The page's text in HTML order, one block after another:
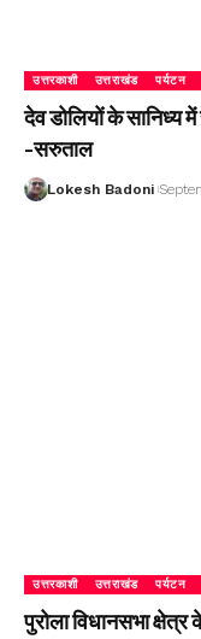
उत्तरकाशी उत्तराखंड पर्यटन
देव डोलियों के सानिध्य
-सरुताल
Lokesh Badoni
उत्तरकाशी उत्तराखंड पर्यटन
पुरोला विधानसभा